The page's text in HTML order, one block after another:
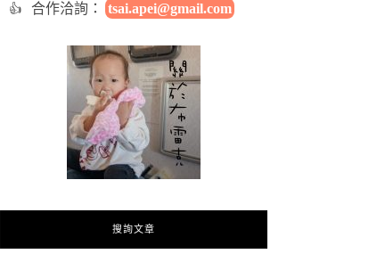
合作洽詢： tsai.apei@gmail.com
搜詢文章